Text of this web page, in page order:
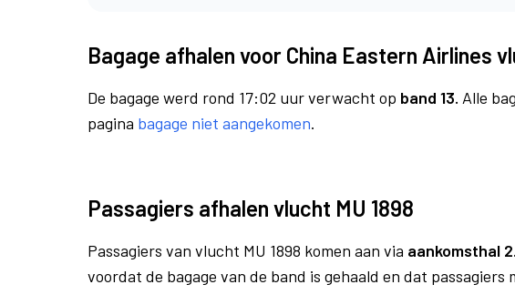
Bagage afhalen voor China Eastern Airlines
De bagage werd rond 17:02 uur verwacht op band 13. Alle
pagina bagage niet aangekomen.
Passagiers afhalen vlucht MU 1898
Passagiers van vlucht MU 1898 komen aan via aankomsthal 2.
voordat de bagage van de band is gehaald en dat